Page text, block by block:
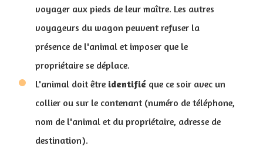
voyager aux pieds de leur maître. Les autres
voyageurs du wagon peuvent refuser la
présence de l'animal et imposer que le
propriétaire se déplace.
L'animal doit être identifié que ce soir avec un
collier ou sur le contenant (numéro de téléphone,
nom de l'animal et du propriétaire, adresse de
destination).